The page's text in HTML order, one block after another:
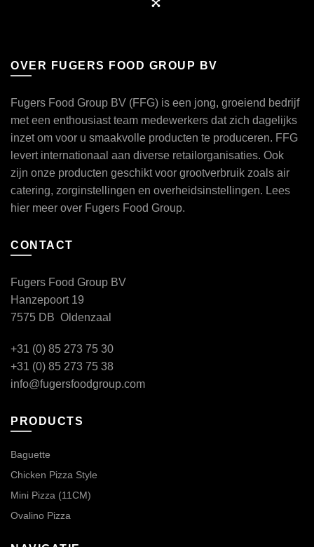
OVER FUGERS FOOD GROUP BV
Fugers Food Group BV (FFG) is een jong, groeiend bedrijf
met een enthousiast team medewerkers dat zich dagelijks
inzet om voor u smaakvolle producten te produceren. FFG
levert internationaal aan diverse retailorganisaties. Ook
zijn onze producten geschikt voor grootverbruik zoals air
catering, zorginstellingen en overheidsinstellingen. Lees
hier meer over Fugers Food Group.
CONTACT
Fugers Food Group BV
Hanzepoort 19
7575 DB Oldenzaal
+31 (0) 85 273 75 30
+31 (0) 85 273 75 38
info@fugersfoodgroup.com
PRODUCTS
Baguette
Chicken Pizza Style
Mini Pizza (11CM)
Ovalino Pizza